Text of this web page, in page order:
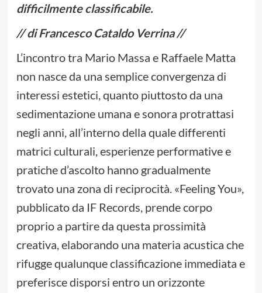
difficilmente classificabile.
// di Francesco Cataldo Verrina //
L’incontro tra Mario Massa e Raffaele Matta
non nasce da una semplice convergenza di
interessi estetici, quanto piuttosto da una
sedimentazione umana e sonora protrattasi
negli anni, all’interno della quale differenti
matrici culturali, esperienze performative e
pratiche d’ascolto hanno gradualmente
trovato una zona di reciprocità. «Feeling You»,
pubblicato da IF Records, prende corpo
proprio a partire da questa prossimità
creativa, elaborando una materia acustica che
rifugge qualunque classificazione immediata e
preferisce disporsi entro un orizzonte